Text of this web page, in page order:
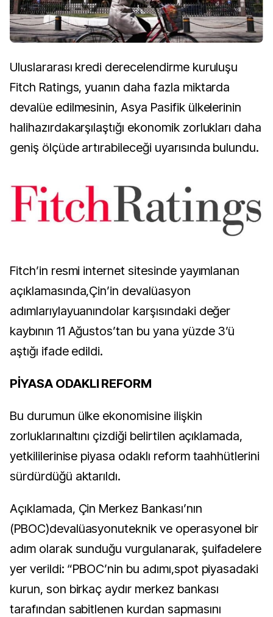
Uluslararası kredi derecelendirme kuruluşu
Fitch Ratings, yuanın daha fazla miktarda
devalüe edilmesinin, Asya Pasifik ülkelerinin
halihazırdakarşılaştığı ekonomik zorlukları daha
geniş ölçüde artırabileceği uyarısında bulundu.
Fitch’in resmi internet sitesinde yayımlanan
açıklamasında,Çin’in devalüasyon
adımlarıylayuanındolar karşısındaki değer
kaybının 11 Ağustos’tan bu yana yüzde 3’ü
aştığı ifade edildi.
PİYASA ODAKLI REFORM
Bu durumun ülke ekonomisine ilişkin
zorluklarınaltını çizdiği belirtilen açıklamada,
yetkililerinise piyasa odaklı reform taahhütlerini
sürdürdüğü aktarıldı.
Açıklamada, Çin Merkez Bankası’nın
(PBOC)devalüasyonuteknik ve operasyonel bir
adım olarak sunduğu vurgulanarak, şuifadelere
yer verildi: “PBOC’nin bu adımı,spot piyasadaki
kurun, son birkaç aydır merkez bankası
tarafından sabitlenen kurdan sapmasını